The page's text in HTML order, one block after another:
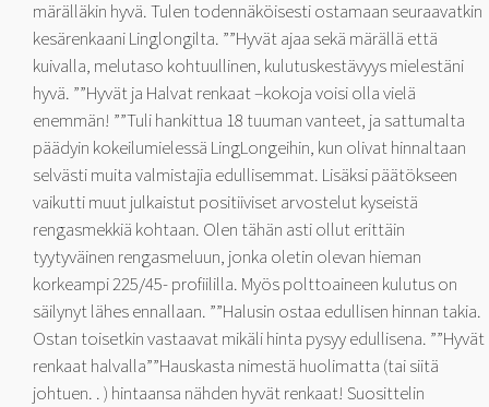
märälläkin hyvä. Tulen todennäköisesti ostamaan seuraavatkin
kesärenkaani Linglongilta. ””Hyvät ajaa sekä märällä että
kuivalla, melutaso kohtuullinen, kulutuskestävyys mielestäni
hyvä. ””Hyvät ja Halvat renkaat –kokoja voisi olla vielä
enemmän! ””Tuli hankittua 18 tuuman vanteet, ja sattumalta
päädyin kokeilumielessä LingLongeihin, kun olivat hinnaltaan
selvästi muita valmistajia edullisemmat. Lisäksi päätökseen
vaikutti muut julkaistut positiiviset arvostelut kyseistä
rengasmekkiä kohtaan. Olen tähän asti ollut erittäin
tyytyväinen rengasmeluun, jonka oletin olevan hieman
korkeampi 225/45- profiililla. Myös polttoaineen kulutus on
säilynyt lähes ennallaan. ””Halusin ostaa edullisen hinnan takia.
Ostan toisetkin vastaavat mikäli hinta pysyy edullisena. ””Hyvät
renkaat halvalla””Hauskasta nimestä huolimatta (tai siitä
johtuen. . ) hintaansa nähden hyvät renkaat! Suosittelin